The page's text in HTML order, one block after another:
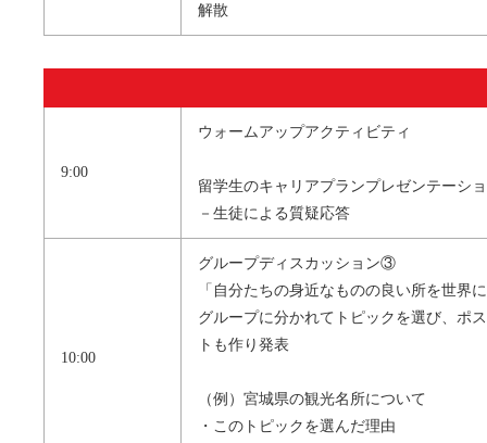
解散
9:00
ウォームアップアクティビティ
留学生のキャリアプランプレゼンテーシ
－生徒による質疑応答
10:00
グループディスカッション③
「自分たちの身近なものの良い所を世界
グループに分かれてトピックを選び、ポ
トも作り発表
（例）宮城県の観光名所について
・このトピックを選んだ理由